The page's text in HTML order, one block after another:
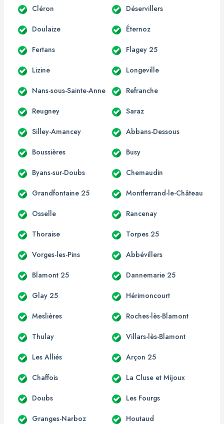
Cléron Déservillers
Doulaize Éternoz
Fertans Flagey 25
Lizine Longeville
Nans-sous-Sainte-Anne Refranche
Reugney Saraz
Silley-Amancey Abbans-Dessous
Boussières Busy
Byans-sur-Doubs Chemaudin
Grandfontaine 25 Montferrand-le-Château
Osselle Rancenay
Thoraise Torpes 25
Vorges-les-Pins Abbévillers
Blamont 25 Dannemarie 25
Glay 25 Hérimoncourt
Meslières Roches-lès-Blamont
Thulay Villars-lès-Blamont
Les Alliés Arçon 25
Chaffois La Cluse et Mijoux
Doubs Les Fourgs
Granges-Narboz Houtaud